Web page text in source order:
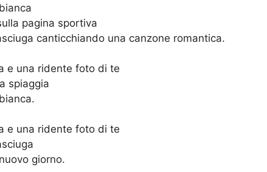
pagina sportiva
canticchiando una canzone romantica.
e una ridente foto di te
spiaggia
e una ridente foto di te
giorno.